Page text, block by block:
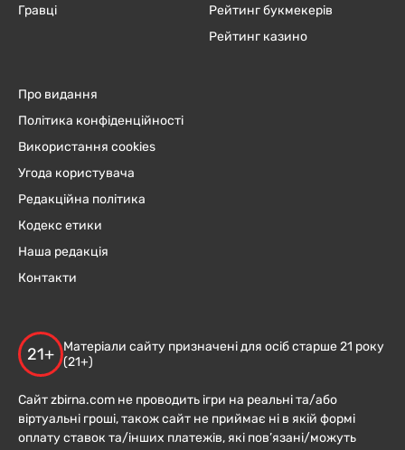
Гравці
Рейтинг букмекерів
Рейтинг казино
Про видання
Політика конфіденційності
Використання cookies
Угода користувача
Редакційна політика
Кодекс етики
Наша редакція
Контакти
21+
Матеріали сайту призначені для осіб старше 21 року
(21+)
Сайт zbirna.com не проводить ігри на реальні та/або
віртуальні гроші, також сайт не приймає ні в якій формі
оплату ставок та/інших платежів, які пов’язані/можуть